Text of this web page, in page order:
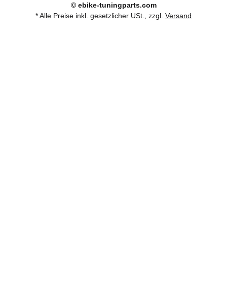
© ebike-tuningparts.com
* Alle Preise inkl. gesetzlicher USt., zzgl. Versand